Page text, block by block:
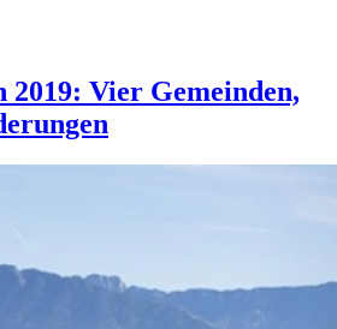
2019: Vier Gemeinden,